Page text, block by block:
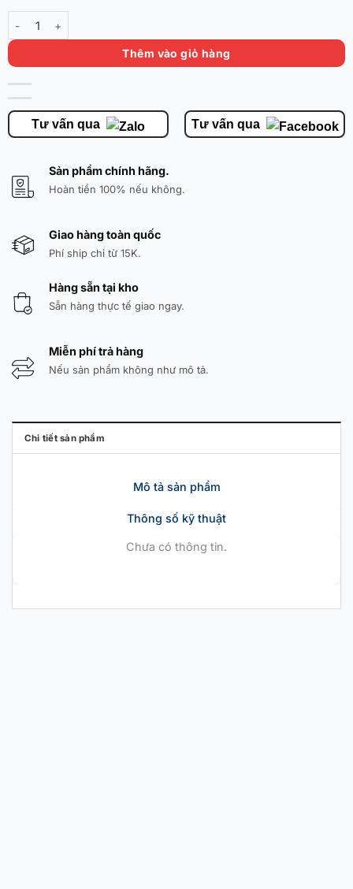
Nike Ja 1 'Midnight Navy' DR8786-402 | Brand New - Chính Hãng số
Thêm vào giỏ hàng
Tư vấn qua Tư vấn qua
Sản phẩm chính hãng.
Hoàn tiền 100% nếu không.
Giao hàng toàn quốc
Phí ship chỉ từ 15K.
Hàng sẵn tại kho
Sẵn hàng thực tế giao ngay.
Miễn phí trả hàng
Nếu sản phẩm không như mô tả.
Chi tiết sản phẩm
Mô tả sản phẩm
Thông số kỹ thuật
Chưa có thông tin.